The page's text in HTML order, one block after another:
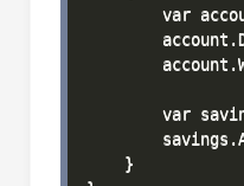
var
var
    }